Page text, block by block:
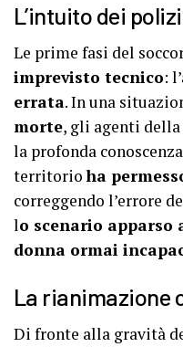
L’intuito dei
Le prime fasi del
imprevisto tecnico:
errata. In una
morte, gli agenti
la profonda
territorioha
correggendo l’errore
lo scenario
donna ormai
La rianimazione
Di fronte alla gravità